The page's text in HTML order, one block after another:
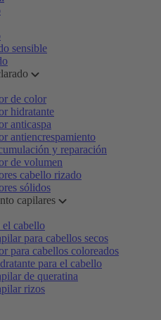
sensible
de color
hidratante
anticaspa
antiencrespamiento
y reparación
de volumen
cabello rizado
sólidos
capilares
el cabello
para cabellos secos
para cabellos coloreados
para el cabello
de queratina
rizos